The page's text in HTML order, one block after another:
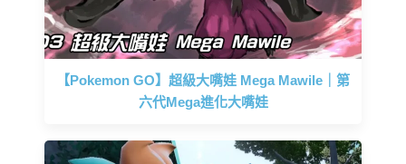
【Pokemon GO】超級大嘴娃 Mega Mawile｜第
六代Mega進化大嘴娃